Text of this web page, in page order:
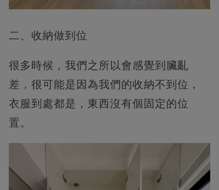
二、收納做到位
很多時候，我們之所以會感覺到臟亂
差，很可能是因為我們的收納不到位，
衣服到處都是，東西沒有個固定的位
置。